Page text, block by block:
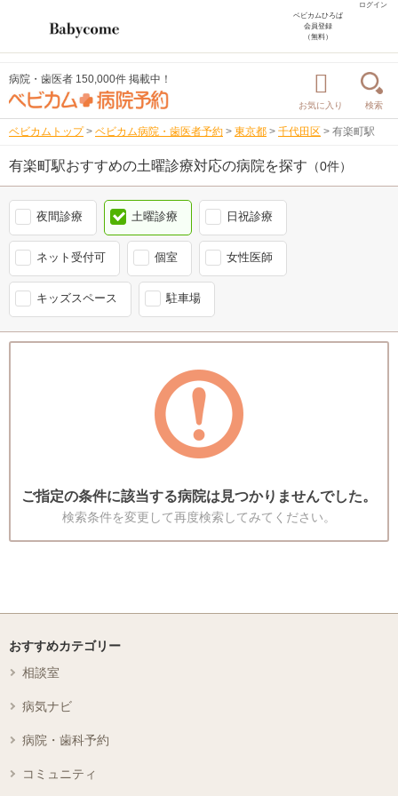
ログイン
ベビカムひろば
会員登録
（無料）
病院・歯医者 150,000件 掲載中！
お気に入り 検索
ベビカムトップ > ベビカム病院・歯医者予約 > 東京都 > 千代田区 > 有楽町駅
有楽町駅おすすめの土曜診療対応の病院を探す （0件）
夜間診療 土曜診療 日祝診療
ネット受付可 個室 女性医師
キッズスペース 駐車場
ご指定の条件に該当する病院は見つかりませんでした。
検索条件を変更して再度検索してみてください。
おすすめカテゴリー
相談室
病気ナビ
病院・歯科予約
コミュニティ